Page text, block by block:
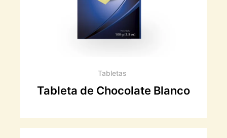
Tabletas
Tableta de Chocolate Blanco